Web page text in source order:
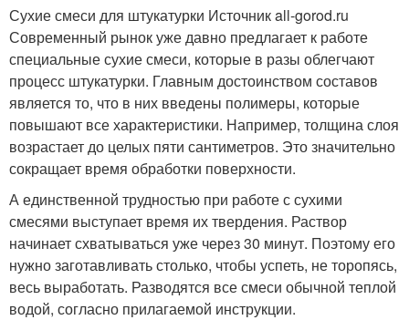
Сухие смеси для штукатурки Источник all-gorod.ru
Современный рынок уже давно предлагает к работе
специальные сухие смеси, которые в разы облегчают
процесс штукатурки. Главным достоинством составов
является то, что в них введены полимеры, которые
повышают все характеристики. Например, толщина слоя
возрастает до целых пяти сантиметров. Это значительно
сокращает время обработки поверхности.
А единственной трудностью при работе с сухими
смесями выступает время их твердения. Раствор
начинает схватываться уже через 30 минут. Поэтому его
нужно заготавливать столько, чтобы успеть, не торопясь,
весь выработать. Разводятся все смеси обычной теплой
водой, согласно прилагаемой инструкции.